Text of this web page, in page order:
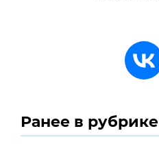
Ранее в рубрике